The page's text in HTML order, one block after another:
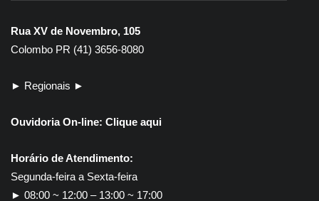
Rua XV de Novembro, 105
Colombo PR (41) 3656-8080
► Regionais ►
Ouvidoria On-line: Clique aqui
Horário de Atendimento:
Segunda-feira a Sexta-feira
► 08:00 ~ 12:00 – 13:00 ~ 17:00